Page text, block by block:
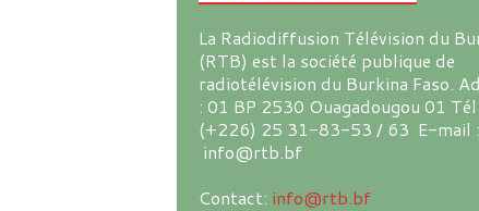
La Radiodiffusion Télévision du
(RTB) est la société publique de
radiotélévision du Burkina Faso.
: 01 BP 2530 Ouagadougou 01 Tél
(+226) 25 31-83-53 / 63 E-mail :
info@rtb.bf
Contact: info@rtb.bf